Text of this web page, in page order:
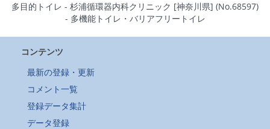
多目的トイレ - 杉浦循環器内科クリニック [神奈川県] (No.68597)
- 多機能トイレ・バリアフリートイレ
コンテンツ
最新の登録・更新
コメント一覧
登録データ集計
データ登録